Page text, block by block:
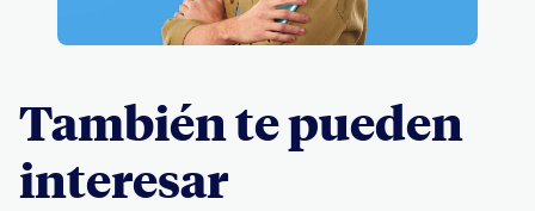
También te pueden
interesar